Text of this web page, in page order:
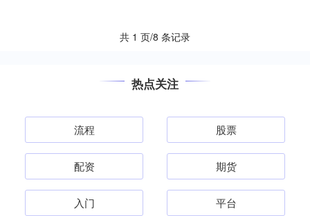
共 1 页/8 条记录
热点关注
流程 股票
配资 期货
入门 平台